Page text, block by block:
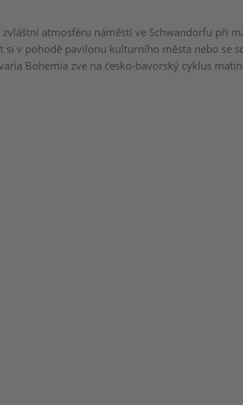
atmosféru náměstí ve Schwandorfu při
si v pohodě pavilonu kulturního města nebo se
Bohemia zve na česko-bavorský cyklus